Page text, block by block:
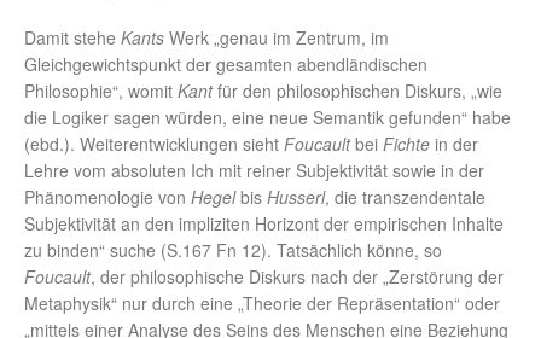
Damit stehe Kants Werk „genau im Zentrum, im
Gleichgewichtspunkt der gesamten abendländischen
Philosophie“, womit Kantfür den philosophischen Diskurs, „wie
die Logiker sagen würden, eine neue Semantik gefunden“ habe
(ebd.). Weiterentwicklungen sieht Foucaultbei Fichte in der
Lehre vom absoluten Ich mit reiner Subjektivität sowie in der
Phänomenologie von Hegelbis Husserl, die transzendentale
Subjektivität an den impliziten Horizont der empirischen Inhalte
zu binden“ suche (S.167 Fn 12). Tatsächlich könne, so
Foucault, der philosophische Diskurs nach der „Zerstörung der
Metaphysik“ nur durch eine „Theorie der Repräsentation“ oder
„mittels einer Analyse des Seins des Menschen eine Beziehung